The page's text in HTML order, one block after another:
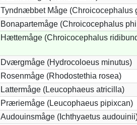
Tyndnæbbet Måge (Chroicocephalus
Bonapartemåge (Chroicocephalus
Hættemåge (Chroicocephalus
Dværgmåge (Hydrocoloeus minutus)
Rosenmåge (Rhodostethia rosea)
Lattermåge (Leucophaeus atricilla)
Præriemåge (Leucophaeus pipixcan)
Audouinsmåge (Ichthyaetus